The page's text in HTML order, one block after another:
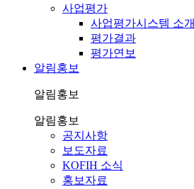
사업평가
사업평가시스템 소개
평가결과
평가연보
알림홍보
알림홍보
알림홍보
공지사항
보도자료
KOFIH 소식
홍보자료